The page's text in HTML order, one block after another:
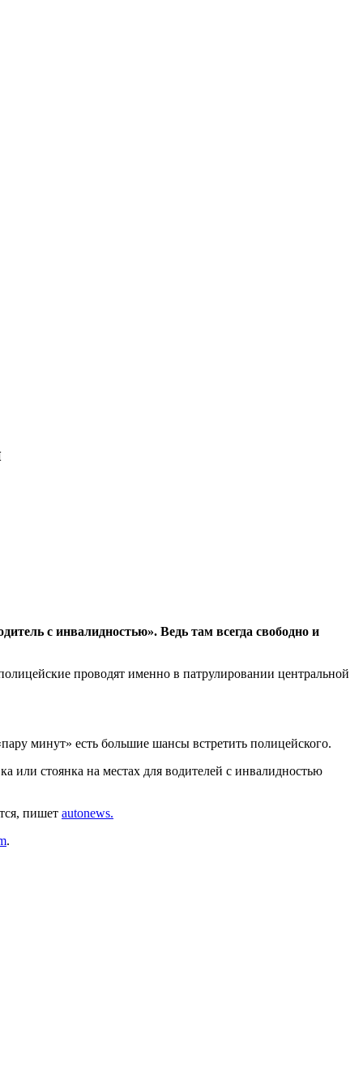
с инвалидностью». Ведь там всегда свободно и
проводят именно в патрулировании центральной
минут» есть большие шансы встретить полицейского.
или стоянка на местах для водителей с инвалидностью
пишет autonews.
.